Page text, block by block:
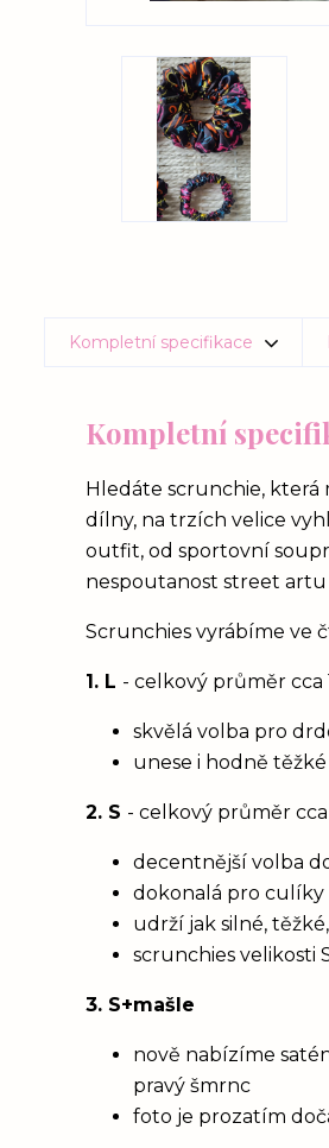
Kompletní specifikace
Kompletní
Hledáte scrunchie, která
dílny, na trzích velice
outfit, od sportovní
nespoutanost street
Scrunchies vyrábíme ve
1. L - celkový průměr cca
skvělá volba pro
unese i hodně
2. S - celkový průměr
decentnější volba
dokonalá pro culíky
udrží jak silné,
scrunchies velikosti
3. S+mašle
nově nabízíme
pravý šmrnc
foto je prozatím